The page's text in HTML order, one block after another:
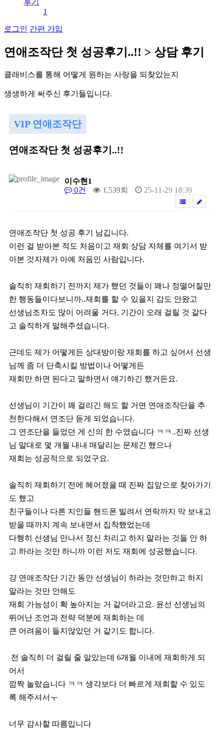
1
로그인 간편 가입
연애 조작단 첫 성공후기 ..!! > 상담 후기
클래 비 스를 통해 어 떻게 원하는 사랑을 되 찾았는지
생생하게 써 주신 후기 들입니 다.
VIP 연애조작단
연애조작단 첫 성공후기..!!
이수현1
0건
1,539회 25-11-29 18:39
연애조작단 첫 성공 후기 남깁니다.
이런 걸 받아본 적도 처음이고 재회 상담 자체를 여기서 받
아본 것자체가 아예 처음인 사람입니다.
솔직히 재회하기 전까지 제가 했던 것들이 꽤나 정떨어질만
한 행동들이다보니까..재회를 할 수 있을지 감도 안왔고
선생님조차도 많이 어려울 거다, 기간이 오래 걸릴 것 같다
고 솔직하게 말해주셨습니다.
근데도 제가 어떻게든 상대방이랑 재회를 하고 싶어서 선생
님께 좀 더 단축시킬 방법이나 어떻게든
재회만 하면 된다고 말하면서 얘기하긴 했거든요.
선생님이 기간이 꽤 걸리긴 해도 할 거면 연애조작단을 추
천한다해서 연조단 듣게 되었습니다.
그 연조단을 들었던 게 신의 한 수였습니다 ㅋㅋ..진짜 선생
님 말대로 몇 개월 내내 매달리는 문제긴 했으나
재회는 성공적으로 되었구요.
솔직히 재회하기 전에 헤어졌을 때 진짜 집앞으로 찾아가기
도 했고
친구들이나 다른 지인들 핸드폰 빌려서 연락까지 막 보내고
받을 때까지 계속 보내면서 집착했었는데
다행히 선생님 만나서 정신 차리고 하지 말라는 것들 안 하
고 하라는 것만 하니까 이런 저도 재회에 성공했습니다.
걍 연애조작단 기간 동안 선생님이 하라는 것만하고 하지
말라는 것만 안해도
재회 가능성이 확 높아지는 거 같더라고요. 윤선 선생님의
뛰어난 조언과 전략 덕분에 재회하는 데
큰 어려움이 들지않았던 거 같기도 합니다.
전 솔직히 더 걸릴 줄 알았는데 6개월 이내에 재회하게 되
어서
깜짝 놀랐습니다 ㅋㅋ 생각보다 더 빠르게 재회할 수 있도
록 해주셔서ㅜ
너무 감사할 따름입니다